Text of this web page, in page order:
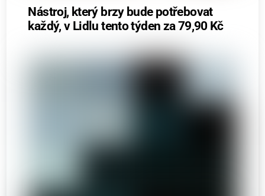
Nástroj, který brzy bude potřebovat
každý, v Lidlu tento týden za 79,90 Kč